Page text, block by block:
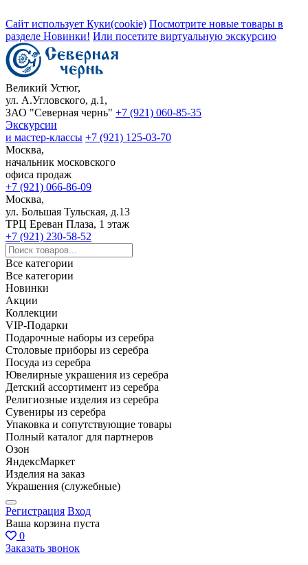
Сайт использует Куки(cookie) Посмотрите новые товары в
разделе Новинки! Или посетите виртуальную экскурсию
Великий Устюг,
ул. А.Угловского, д.1,
ЗАО "Северная чернь" +7 (921) 060-85-35
Экскурсии
и мастер-классы +7 (921) 125-03-70
Москва,
начальник московского
офиса продаж
+7 (921) 066-86-09
Москва,
ул. Большая Тульская, д.13
ТРЦ Ереван Плаза, 1 этаж
+7 (921) 230-58-52
Все категории
Все категории
Новинки
Акции
Коллекции
VIP-Подарки
Подарочные наборы из серебра
Столовые приборы из серебра
Посуда из серебра
Ювелирные украшения из серебра
Детский ассортимент из серебра
Религиозные изделия из серебра
Сувениры из серебра
Упаковка и сопутствующие товары
Полный каталог для партнеров
Озон
ЯндексМаркет
Изделия на заказ
Украшения (служебные)
Регистрация Вход
Ваша корзина пуста
0
Заказать звонок